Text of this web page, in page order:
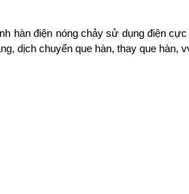
hàn điện nóng chảy sử dụng điện
dịch chuyển que hàn, thay que